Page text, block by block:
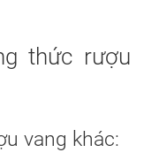
thức rượu
vang khác: